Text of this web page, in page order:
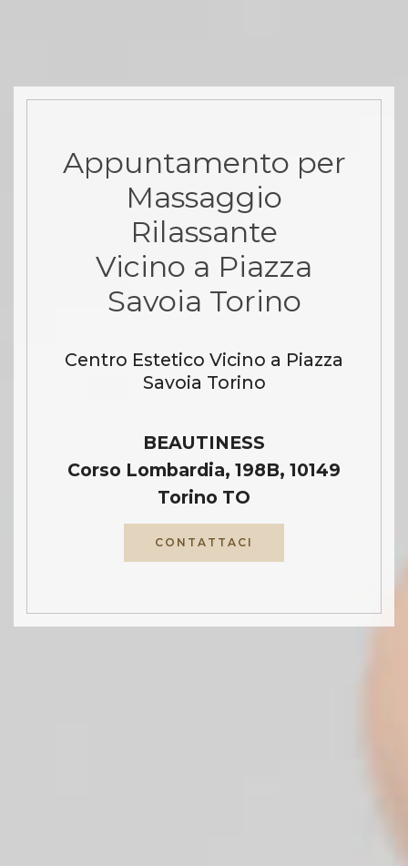
Appuntamento per
Massaggio
Rilassante
Vicino a Piazza
Savoia Torino
Centro Estetico Vicino a Piazza
Savoia Torino
BEAUTINESS
Corso Lombardia, 198B, 10149
Torino TO
CONTATTACI